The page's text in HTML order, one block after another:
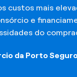
custos mais
e
do
da Porto